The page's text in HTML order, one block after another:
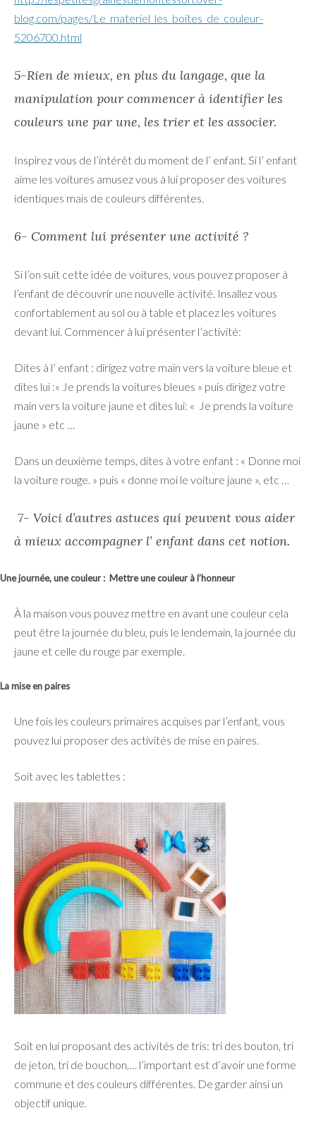
blog.com/pages/Le_materiel_les_boites_de_couleur-
5206700.html
5-Rien de mieux, en plus du langage, que la
manipulation pour commencer à identifier les
couleurs une par une, les trier et les associer.
Inspirez vous de l’intérêt du moment de l’ enfant. Si l’ enfant
aime les voitures amusez vous à lui proposer des voitures
identiques mais de couleurs différentes.
6- Comment lui présenter une activité ?
Si l’on suit cette idée de voitures, vous pouvez proposer à
l’enfant de découvrir une nouvelle activité. Insallez vous
confortablement au sol ou à table et placez les voitures
devant lui. Commencer à lui présenter l’activité:
Dites à l’ enfant : dirigez votre main vers la voiture bleue et
dites lui :« Je prends la voitures bleues » puis dirigez votre
main vers la voiture jaune et dites lui: « Je prends la voiture
jaune » etc …
Dans un deuxième temps, dites à votre enfant : « Donne moi
la voiture rouge. » puis « donne moi le voiture jaune », etc …
7- Voici d’autres astuces qui peuvent vous aider
à mieux accompagner l’ enfant dans cet notion.
Une journée, une couleur : Mettre une couleur à l’honneur
À la maison vous pouvez mettre en avant une couleur cela
peut être la journée du bleu, puis le lendemain, la journée du
jaune et celle du rouge par exemple.
La mise en paires
Une fois les couleurs primaires acquises par l’enfant, vous
pouvez lui proposer des activités de mise en paires.
Soit avec les tablettes :
Soit en lui proposant des activités de tris: tri des bouton, tri
de jeton, tri de bouchon,… l’important est d’avoir une forme
commune et des couleurs différentes. De garder ainsi un
objectif unique.